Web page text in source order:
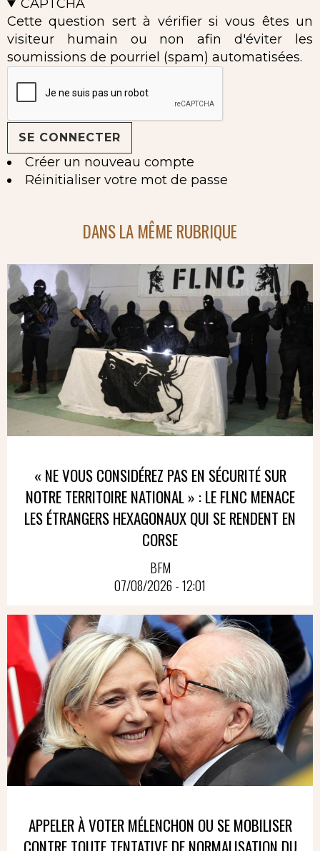
CAPTCHA
Cette question sert à vérifier si vous êtes un
visiteur humain ou non afin d'éviter les
soumissions de pourriel (spam) automatisées.
Créer un nouveau compte
Réinitialiser votre mot de passe
DANS LA MÊME RUBRIQUE
« NE VOUS CONSIDÉREZ PAS EN SÉCURITÉ SUR
NOTRE TERRITOIRE NATIONAL » : LE FLNC MENACE
LES ÉTRANGERS HEXAGONAUX QUI SE RENDENT EN
CORSE
BFM
07/08/2026 - 12:01
APPELER À VOTER MÉLENCHON OU SE MOBILISER
CONTRE TOUTE TENTATIVE DE NORMALISATION DU